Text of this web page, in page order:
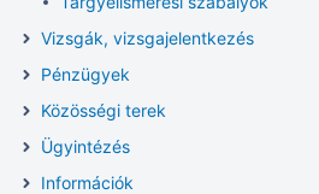
Vizsgák, vizsgajelentkezés
Pénzügyek
Közösségi terek
Ügyintézés
Információk